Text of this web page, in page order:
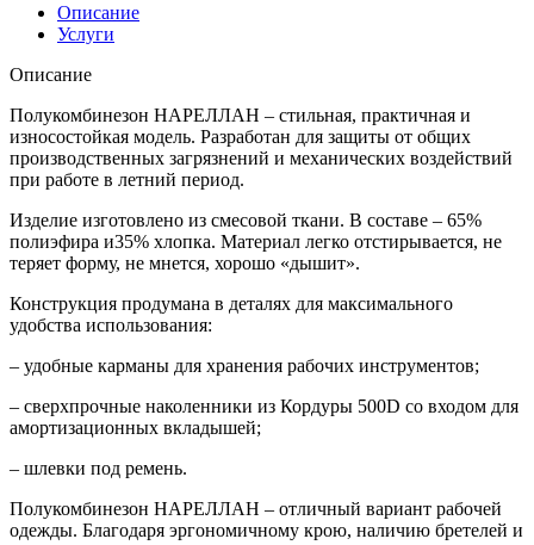
Описание
Услуги
Описание
Полукомбинезон НАРЕЛЛАН – стильная, практичная и
износостойкая модель. Разработан для защиты от общих
производственных загрязнений и механических воздействий
при работе в летний период.
Изделие изготовлено из смесовой ткани. В составе – 65%
полиэфира и35% хлопка. Материал легко отстирывается, не
теряет форму, не мнется, хорошо «дышит».
Конструкция продумана в деталях для максимального
удобства использования:
– удобные карманы для хранения рабочих инструментов;
– сверхпрочные наколенники из Кордуры 500D со входом для
амортизационных вкладышей;
– шлевки под ремень.
Полукомбинезон НАРЕЛЛАН – отличный вариант рабочей
одежды. Благодаря эргономичному крою, наличию бретелей и